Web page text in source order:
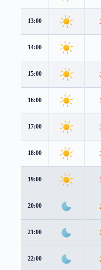
13:00
14:00
15:00
16:00
17:00
18:00
19:00
20:00
21:00
22:00